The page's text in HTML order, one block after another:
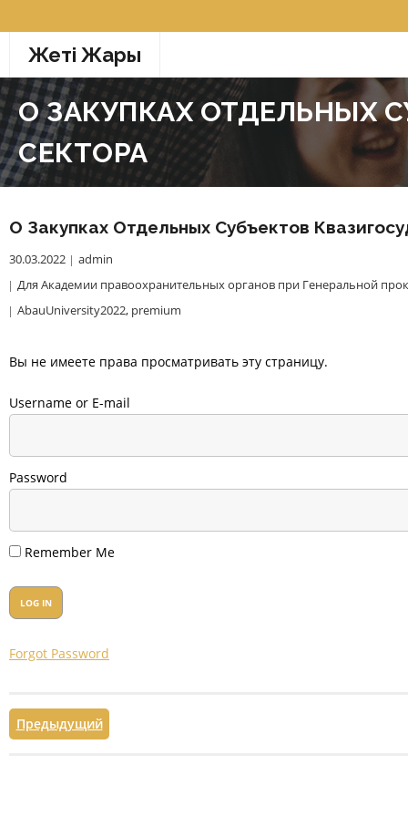
к
содержимому
Жетi Жарғы
О ЗАКУПКАХ ОТДЕЛЬНЫХ
СЕКТОРА
О Закупках Отдельных Субъектов
30.03.2022
admin
Для Академии правоохранительных органов при Генеральной
AbauUniversity2022, premium
Вы не имеете права просматривать эту страницу.
Username or E-mail
Password
Remember Me
Forgot Password
Предыдущий